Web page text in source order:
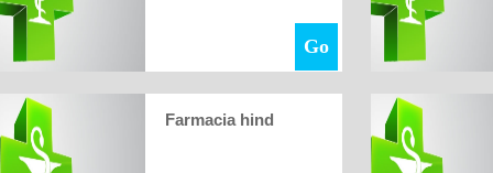
Go
Farmacia hind